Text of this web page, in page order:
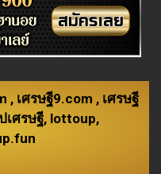
, เศรษฐี9.com , เศรษฐี
เศรษฐี, lottoup,